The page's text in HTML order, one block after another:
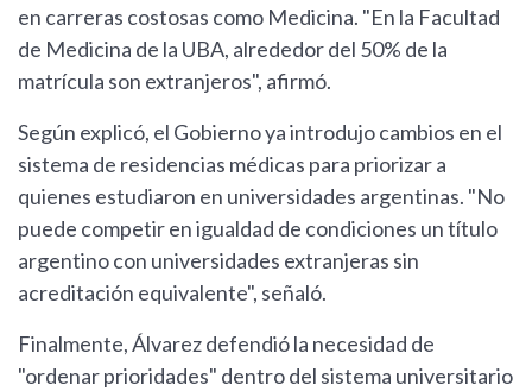
en carreras costosas como Medicina. "En la Facultad
de Medicina de la UBA, alrededor del 50% de la
matrícula son extranjeros", afirmó.
Según explicó, el Gobierno ya introdujo cambios en el
sistema de residencias médicas para priorizar a
quienes estudiaron en universidades argentinas. "No
puede competir en igualdad de condiciones un título
argentino con universidades extranjeras sin
acreditación equivalente", señaló.
Finalmente, Álvarez defendió la necesidad de
"ordenar prioridades" dentro del sistema universitario